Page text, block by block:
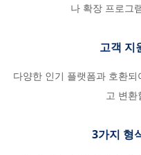
나 확장 프로그
고객 지
다양한 인기 플랫폼과 호환
고 변환
3가지 형